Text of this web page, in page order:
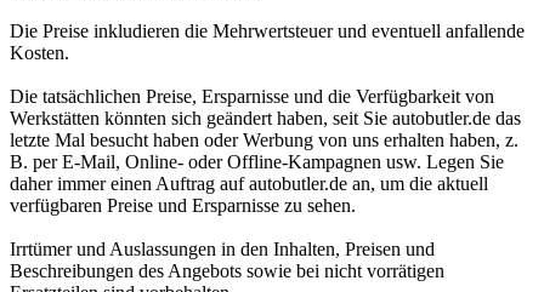
Die Preise inkludieren die Mehrwertsteuer und eventuell anfallende
Kosten.
Die tatsächlichen Preise, Ersparnisse und die Verfügbarkeit von
Werkstätten könnten sich geändert haben, seit Sie autobutler.de das
letzte Mal besucht haben oder Werbung von uns erhalten haben, z.
B. per E-Mail, Online- oder Offline-Kampagnen usw. Legen Sie
daher immer einen Auftrag auf autobutler.de an, um die aktuell
verfügbaren Preise und Ersparnisse zu sehen.
Irrtümer und Auslassungen in den Inhalten, Preisen und
Beschreibungen des Angebots sowie bei nicht vorrätigen